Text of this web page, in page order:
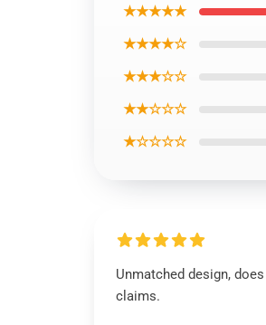
★★★★★
★★★★☆
★★★☆☆
★★☆☆☆
★☆☆☆☆
Unmatched design,
claims.